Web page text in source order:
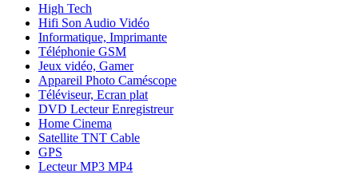
High Tech
Hifi Son Audio Vidéo
Informatique, Imprimante
Téléphonie GSM
Jeux vidéo, Gamer
Appareil Photo Caméscope
Téléviseur, Ecran plat
DVD Lecteur Enregistreur
Home Cinema
Satellite TNT Cable
GPS
Lecteur MP3 MP4